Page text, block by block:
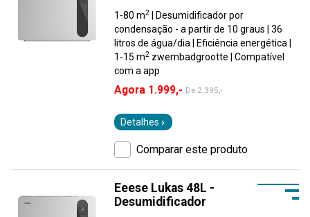
1-80 m2
| Desumidificador por
condensação - a partir de 10 graus | 36
litros de água/dia | Eficiência energética |
1-15 m2 zwembadgrootte | Compatível
com a app
Agora 1.999,- De 2.395,-
Detalhes
Comparar este produto
Eeese Lukas 48L -
Desumidificador